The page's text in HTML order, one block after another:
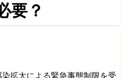
要？
拡大による緊急事態制限を受